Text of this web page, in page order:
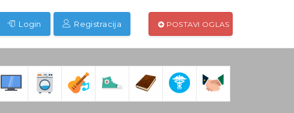
Login Registracija POSTAVI OGLAS